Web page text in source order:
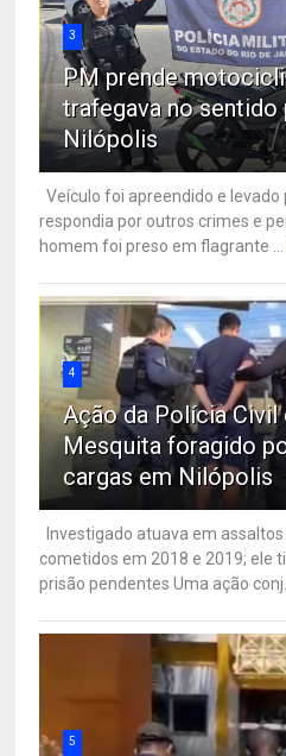
3
PM prende
trafegava no
Nilópolis
Veículo foi apreendido e levado
respondia por outros crimes e
homem foi preso em flagrante ...
4
Ação da Polícia Civil
Mesquita foragido
cargas em Nilópolis
Investigado atuava em
cometidos em 2018 e 2019; ele
prisão pendentes Uma ação conj...
5